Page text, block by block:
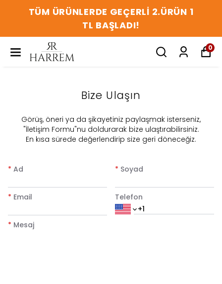
TÜM ÜRÜNLERDE GEÇERLİ 2.ÜRÜN 1
TL BAŞLADI!
0
Bize Ulaşın
​Görüş, öneri ya da şikayetiniz paylaşmak isterseniz,
"İletişim Formu"nu doldurarak bize ulaştırabilirsiniz.
En kısa sürede değerlendirip size geri döneceğiz.
* Ad * Soyad
* Email Telefon
* Mesaj